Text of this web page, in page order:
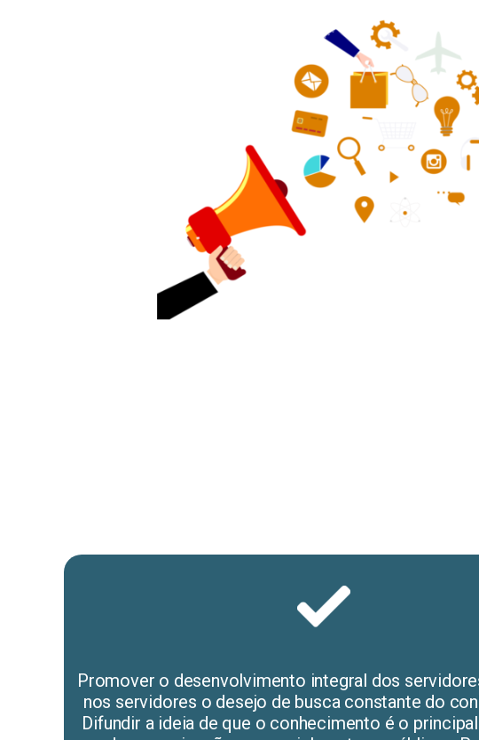
Promover o desenvolvimento integral dos
nos servidores o desejo de busca constante do
Difundir a ideia de que o conhecimento é o